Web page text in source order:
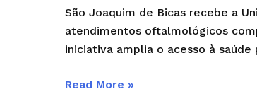
São Joaquim de Bicas recebe a
atendimentos oftalmológicos
iniciativa amplia o acesso à
Read More »